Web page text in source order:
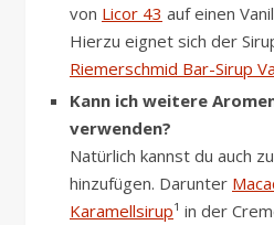
von Licor 43 auf einen
Hierzu eignet sich der
Riemerschmid Bar-Sirup
Kann ich weitere
verwenden?
Natürlich kannst du auch
hinzufügen. Darunter
Karamellsirup¹ in der